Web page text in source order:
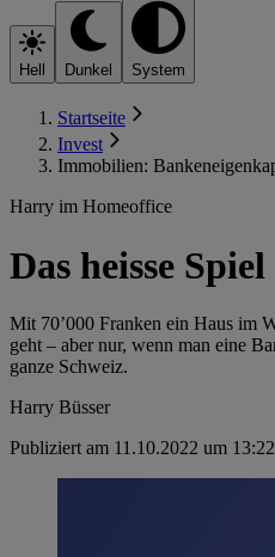
Hell Dunkel System
Startseite
Invest
Immobilien:
Harry im Homeoffice
Das heisse
Mit 70’000 Franken ein Haus im
geht – aber nur, wenn man eine
ganze Schweiz.
Harry Büsser
Publiziert am 11.10.2022 um